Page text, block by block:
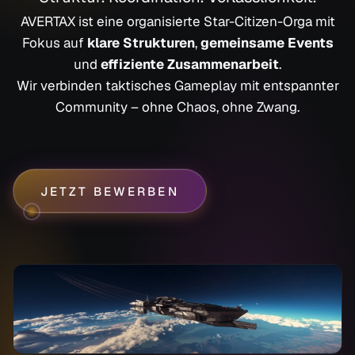
AVERTAX ist eine organisierte Star-Citizen-Orga mit
Fokus auf klare Strukturen,gemeinsame Events
und effiziente Zusammenarbeit.
Wir verbinden taktisches Gameplay mit entspannter
Community – ohne Chaos, ohne Zwang.
JETZT BEWERBEN